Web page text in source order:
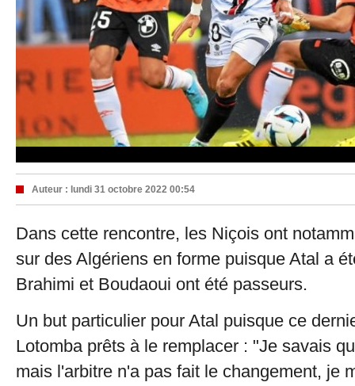
Auteur : lundi 31 octobre 2022 00:54
Dans cette rencontre, les Niçois ont
sur des Algériens en forme puisque Atal a
Brahimi et Boudaoui ont été passeurs.
Un but particulier pour Atal puisque ce
Lotomba prêts à le remplacer : "Je savais
mais l'arbitre n'a pas fait le changement, je